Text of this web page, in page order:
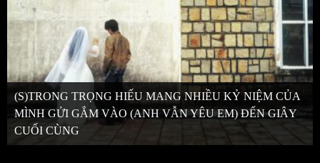
(S)TRONG TRỌNG HIẾU MANG NHIỀU KỶ NIỆM CỦA
MÌNH GỬI GẮM VÀO (ANH VẪN YÊU EM) ĐẾN GIÂY
CUỐI CÙNG